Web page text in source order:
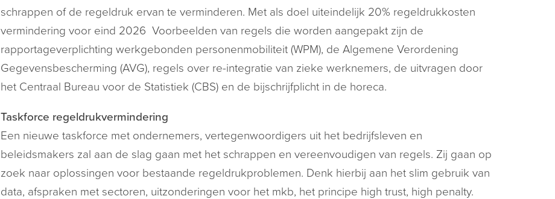
schrappen of de regeldruk ervan te verminderen. Met als doel uiteindelijk 20% regeldrukkosten
vermindering voor eind 2026 Voorbeelden van regels die worden aangepakt zijn de
rapportageverplichting werkgebonden personenmobiliteit (WPM), de Algemene Verordening
Gegevensbescherming (AVG), regels over re-integratie van zieke werknemers, de uitvragen door
het Centraal Bureau voor de Statistiek (CBS) en de bijschrijfplicht in de horeca.
Taskforce regeldrukvermindering
Een nieuwe taskforce met ondernemers, vertegenwoordigers uit het bedrijfsleven en
beleidsmakers zal aan de slag gaan met het schrappen en vereenvoudigen van regels. Zij gaan op
zoek naar oplossingen voor bestaande regeldrukproblemen. Denk hierbij aan het slim gebruik van
data, afspraken met sectoren, uitzonderingen voor het mkb, het principe high trust, high penalty.